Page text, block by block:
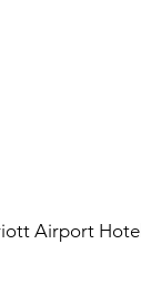
Airport Hotel